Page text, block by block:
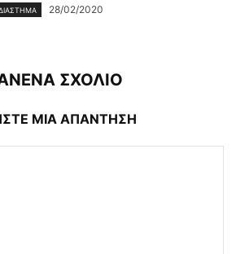
28/02/2020
ΣΧΟΛΙΟ
ΜΙΑ ΑΠΑΝΤΗΣΗ